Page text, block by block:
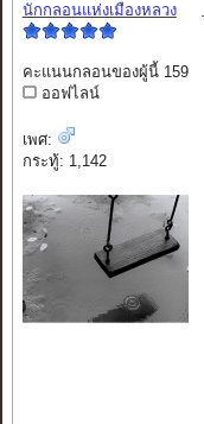
นักกลอนแห่งเมืองหลวง
คะแนนกลอนของผู้นี้ 159
ออฟไลน์
เพศ:
กระทู้: 1,142